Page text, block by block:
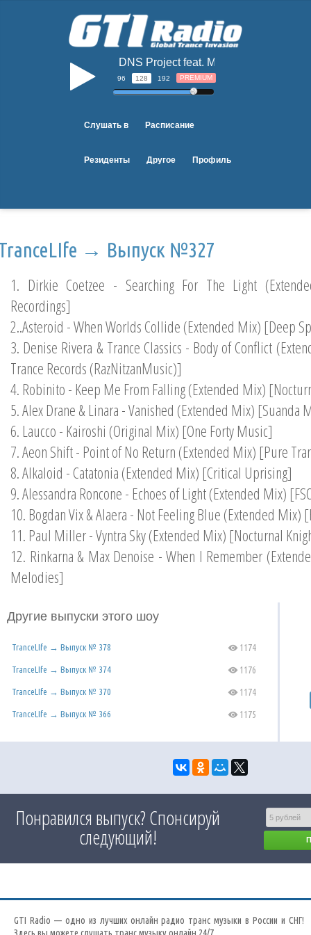
DNS Project feat. Madelin Zero - If I
b 96 128 192 PREMIUM
Слушать в Расписание
Резиденты Другое Профиль
→ Выпуск №327
1. Dirkie Coetzee - Searching For The Light
Recordings]
2..Asteroid - When Worlds Collide (Extended Mix) [Deep
3. Denise Rivera & Trance Classics - Body of Conflict
Trance Records (RazNitzanMusic)]
4. Robinito - Keep Me From Falling (Extended Mix)
5. Alex Drane & Linara - Vanished (Extended Mix) [Suanda
6. Laucco - Kairoshi (Original Mix) [One Forty Music]
7. Aeon Shift - Point of No Return (Extended Mix) [Pure
8. Alkaloid - Catatonia (Extended Mix) [Critical Uprising]
9. Alessandra Roncone - Echoes of Light (Extended Mix)
10. Bogdan Vix & Alaera - Not Feeling Blue (Extended Mix)
11. Paul Miller - Vyntra Sky (Extended Mix) [Nocturnal
12. Rinkarna & Max Denoise - When I Remember
Melodies]
Другие выпуски этого шоу
TranceLIfe → Выпуск № 378 C 1174
TranceLIfe → Выпуск № 374 C 1176
TranceLIfe → Выпуск № 370 C 1174
TranceLIfe → Выпуск № 366 C 1175
Понравился выпуск? Спонсируй
следующий!
GTI Radio — одно из лучших онлайн радио транс музыки в России и СНГ!